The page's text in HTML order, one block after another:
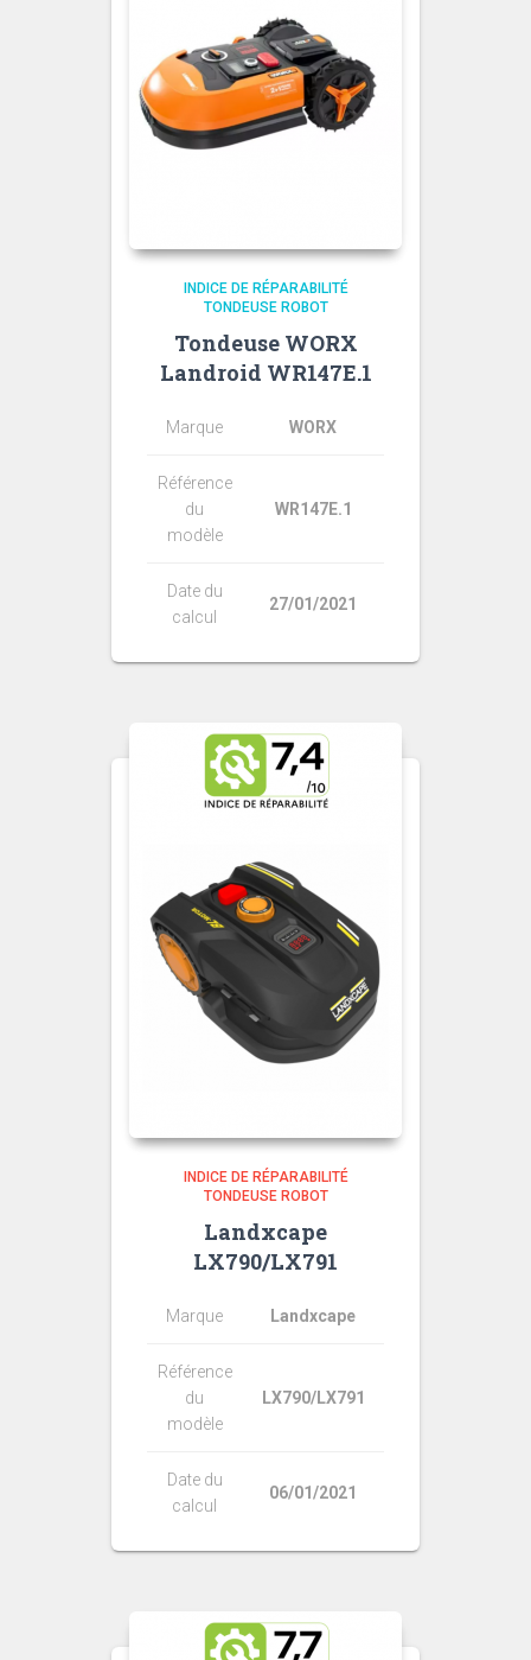
INDICE DE RÉPARABILITÉ
TONDEUSE ROBOT
Tondeuse WORX
Landroid WR147E.1
Marque WORX
Référence
du
modèle
WR147E.1
Date du
calcul
27/01/2021
INDICE DE RÉPARABILITÉ
TONDEUSE ROBOT
Landxcape
LX790/LX791
Marque Landxcape
Référence
du
modèle
LX790/LX791
Date du
calcul
06/01/2021